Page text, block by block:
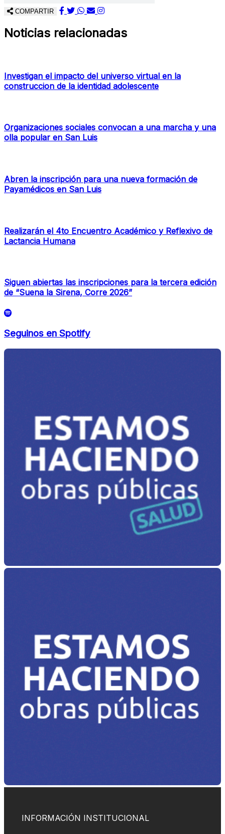
COMPARTIR
Noticias relacionadas
Investigan el impacto del universo virtual en la
construccion de la identidad adolescente
Organizaciones sociales convocan a una marcha y una
olla popular en San Luis
Abren la inscripción para una nueva formación de
Payamédicos en San Luis
Realizarán el 4to Encuentro Académico y Reflexivo de
Lactancia Humana
Siguen abiertas las inscripciones para la tercera edición
de “Suena la Sirena, Corre 2026”
Seguinos en Spotify
INFORMACIÓN INSTITUCIONAL